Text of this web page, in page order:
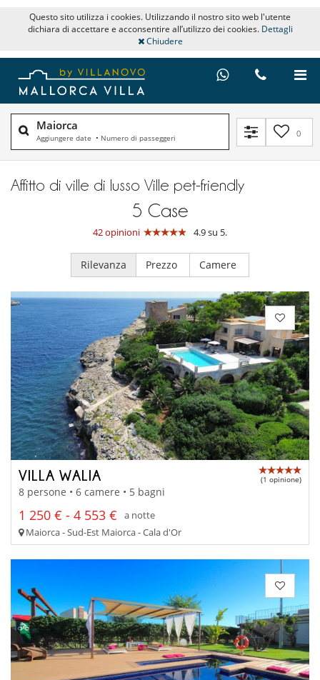
Questo sito utilizza i cookies. Utilizzando il nostro sito web l'utente
dichiara di accettare e acconsentire all’utilizzo dei cookies. Dettagli
Chiudere
Maiorca
Aggiungere date • Numero di passeggeri 0
Affitto di ville di lusso Ville pet-friendly
5 Case
42 opinioni 4.9 su 5.
Rilevanza Prezzo Camere
VILLA WALIA (1 opinione)
8 persone • 6 camere • 5 bagni
1 250 € - 4 553 €
a notte
Maiorca - Sud-Est Maiorca - Cala d'Or